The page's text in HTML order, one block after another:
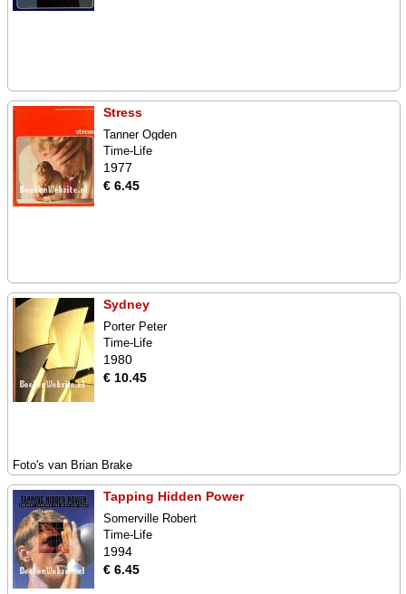
Stress
Tanner Ogden
Time-Life
1977
€ 6.45
Sydney
Porter Peter
Time-Life
1980
€ 10.45
Foto's van Brian Brake
Tapping Hidden Power
Somerville Robert
Time-Life
1994
€ 6.45